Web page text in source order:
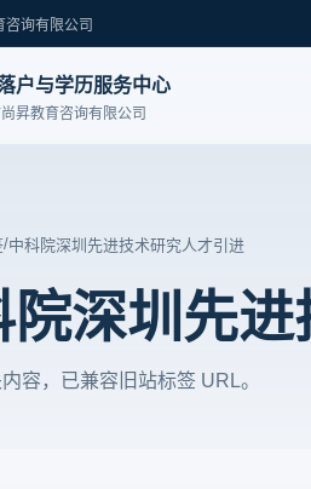
咨询有限公司
户与学历服务中心
昇教育咨询有限公司
/中科院深圳先进技术研究人才引进
院深圳先
容，已兼容旧站标签 URL。